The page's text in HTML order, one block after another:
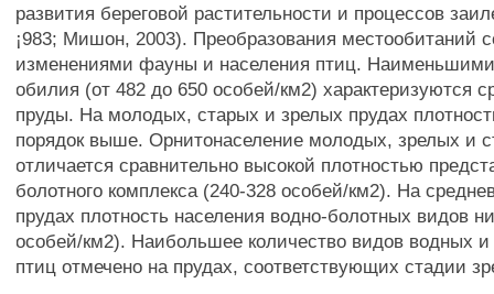
развития береговой растительности и процессов
¡983; Мишон, 2003). Преобразования местообитаний
изменениями фауны и населения птиц. Наименьшими
обилия (от 482 до 650 особей/км2) характеризуются
пруды. На молодых, старых и зрелых прудах
порядок выше. Орнитонаселение молодых, зрелых и
отличается сравнительно высокой плотностью
болотного комплекса (240-328 особей/км2). На
прудах плотность населения водно-болотных видов
особей/км2). Наибольшее количество видов водных
птиц отмечено на прудах, соответствующих стадии